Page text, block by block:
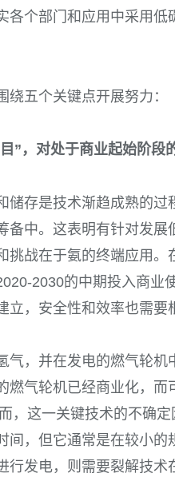
各个部门和应用中采用
绕五个关键点开展努力：
”，对处于商业起始阶段
储存是技术渐趋成熟的
备中。这表明有针对发
挑战在于氨的终端应用
2030的中期投入商业
立，安全性和效率也需要
气，并在发电的燃气轮
燃气轮机已经商业化，
，这一关键技术的不确
间，但它通常是在较小
行发电，则需要裂解技术